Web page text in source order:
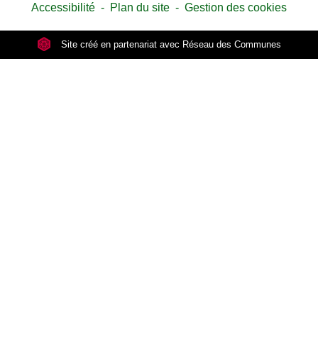
Accessibilité - Plan du site - Gestion des cookies
Site créé en partenariat avec Réseau des Communes